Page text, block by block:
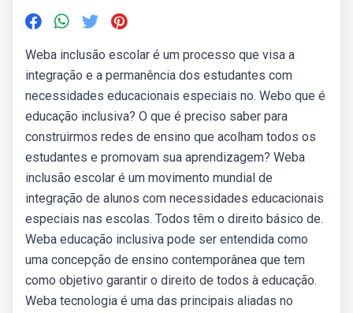
Weba inclusão escolar é um processo que visa a
integração e a permanência dos estudantes com
necessidades educacionais especiais no. Webo que é
educação inclusiva? O que é preciso saber para
construirmos redes de ensino que acolham todos os
estudantes e promovam sua aprendizagem? Weba
inclusão escolar é um movimento mundial de
integração de alunos com necessidades educacionais
especiais nas escolas. Todos têm o direito básico de.
Weba educação inclusiva pode ser entendida como
uma concepção de ensino contemporânea que tem
como objetivo garantir o direito de todos à educação.
Weba tecnologia é uma das principais aliadas no